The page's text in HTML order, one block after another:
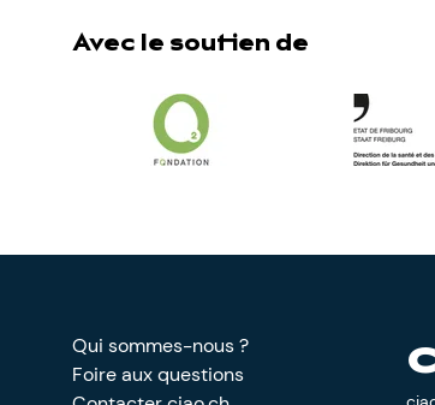
Avec le soutien de
Qui sommes-nous ?
Foire aux questions